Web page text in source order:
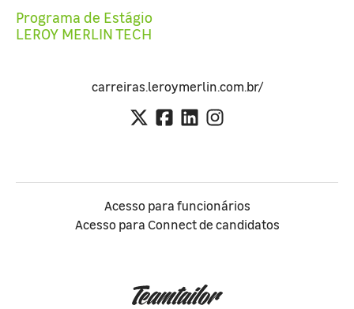
Programa de Estágio
LEROY MERLIN TECH
carreiras.leroymerlin.com.br/
Acesso para funcionários
Acesso para Connect de candidatos